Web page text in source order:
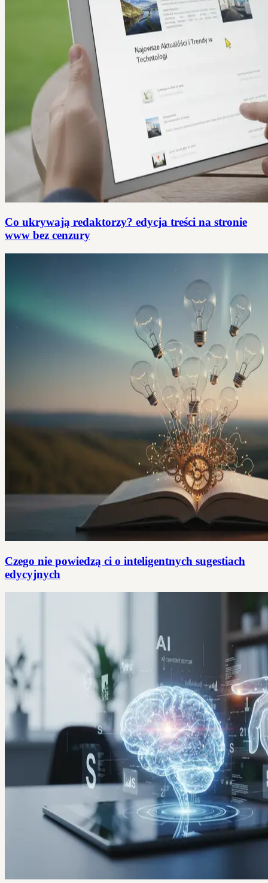
Co ukrywają redaktorzy? edycja treści na stronie
www bez cenzury
Czego nie powiedzą ci o inteligentnych sugestiach
edycyjnych